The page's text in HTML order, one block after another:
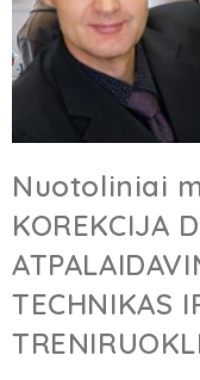
Nuotoliniai
KOREKCIJA
TECHNIKAS